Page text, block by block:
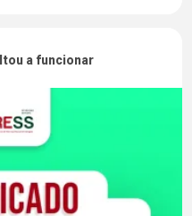
a funcionar